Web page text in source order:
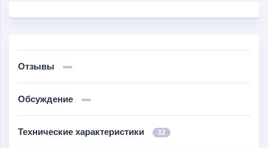
Отзывы
Обсуждение
Технические характеристики 32